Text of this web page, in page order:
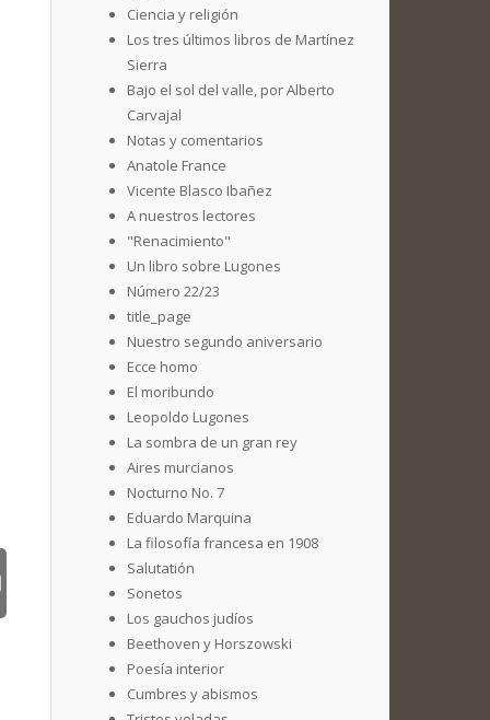
Ciencia y religión
Los tres últimos libros de Martínez
Sierra
Bajo el sol del valle, por Alberto
Carvajal
Notas y comentarios
Anatole France
Vicente Blasco Ibañez
A nuestros lectores
"Renacimiento"
Un libro sobre Lugones
Número 22/23
title_page
Nuestro segundo aniversario
Ecce homo
El moribundo
Leopoldo Lugones
La sombra de un gran rey
Aires murcianos
Nocturno No. 7
Eduardo Marquina
La filosofía francesa en 1908
Salutatión
Sonetos
Los gauchos judíos
Beethoven y Horszowski
Poesía interior
Cumbres y abismos